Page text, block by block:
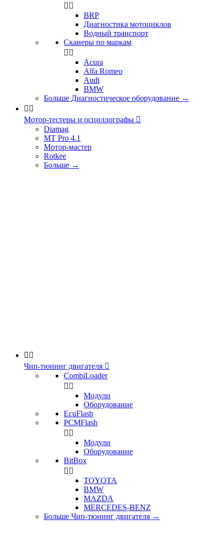
 
BRP
Диагностика мотоциклов
Водный транспорт
Сканеры по маркам
 
Acura
Alfa Romeo
Audi
BMW
Больше Диагностическое оборудование →
 
Мотор-тестеры и осциллографы 
Diamag
MT Pro 4.1
Мотор-мастер
Rotkee
Больше →
 
Чип-тюнинг двигателя 
CombiLoader
 
Модули
Оборудование
EcuFlash
PCMFlash
 
Модули
Оборудование
BitBox
 
TOYOTA
BMW
MAZDA
MERCEDES-BENZ
Больше Чип-тюнинг двигателя →